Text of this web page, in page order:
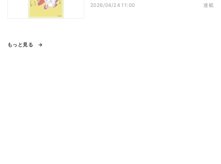
2026/04/24 11:00 連載
もっと見る